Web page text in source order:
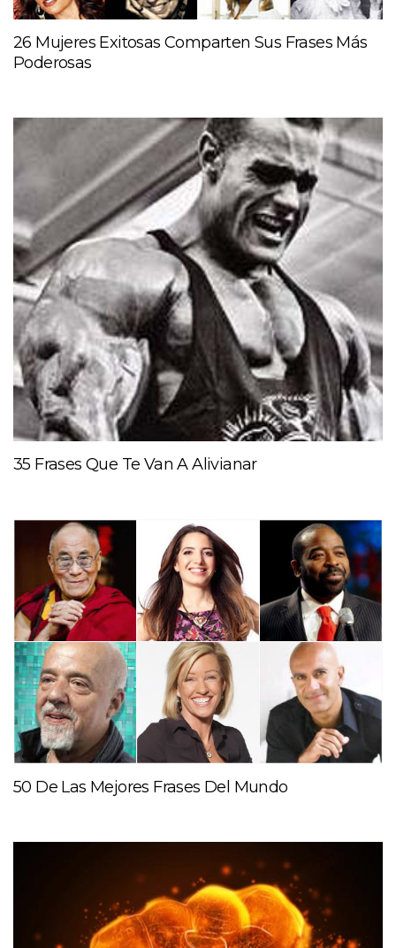
26 Mujeres Exitosas Comparten Sus Frases Más
Poderosas
35 Frases Que Te Van A Alivianar
50 De Las Mejores Frases Del Mundo